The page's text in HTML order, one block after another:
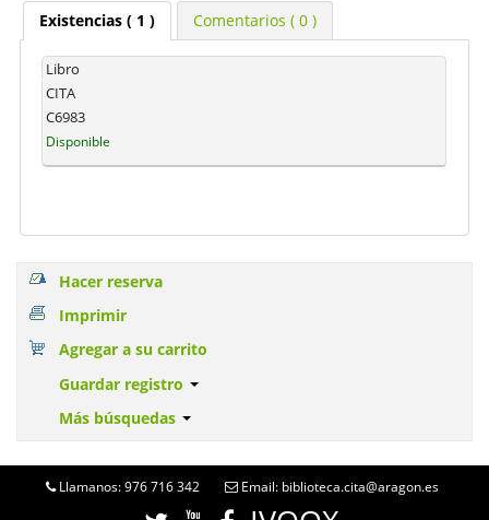
Existencias( 1 ) Comentarios ( 0 )
Libro
CITA
C6983
Disponible
Hacer reserva
Imprimir
Agregar a su carrito
Guardar registro
Más búsquedas
Llamanos: 976 716 342 Email: biblioteca.cita@aragon.es